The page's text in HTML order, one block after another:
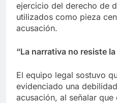
ejercicio del derecho de
utilizados como pieza
acusación.
“La narrativa no resiste
El equipo legal sostuvo
evidenciado una
acusación, al señalar